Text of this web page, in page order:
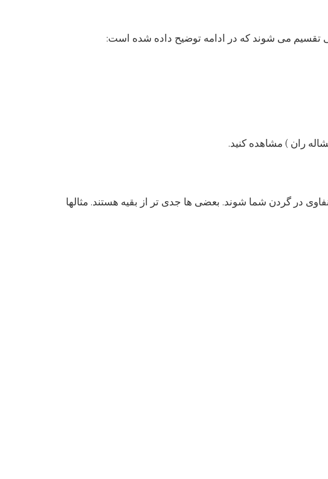
تقسیم می شوند که در ادامه توضیح داده شده است:
ران ) مشاهده کنید.
در گردن شما شوند. بعضی ها جدی تر از بقیه هستند. مثالها